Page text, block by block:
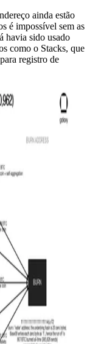
ainda estão
é impossível sem as
havia sido usado
como o Stacks, que
registro de